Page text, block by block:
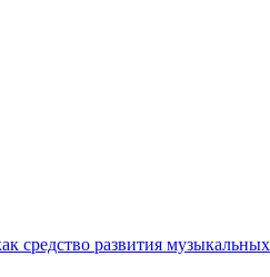
средство развития